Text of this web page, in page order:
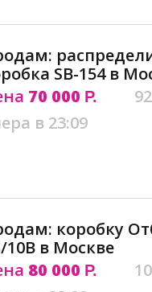
SB-154 в
70 000 Р.
в 23:09
коробку
10B в Москве
80 000 Р.